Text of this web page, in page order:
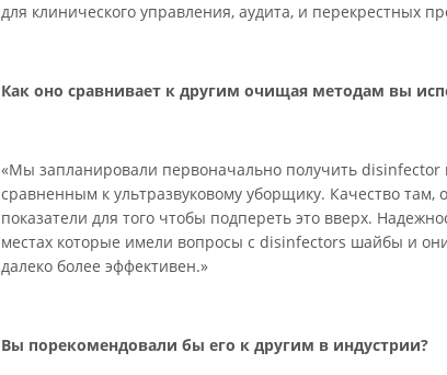
для клинического управления, аудита, и перекрестных
Как оно сравнивает к другим очищая методам вы
«Мы запланировали первоначально получить
сравненным к ультразвуковому уборщику. Качество
показатели для того чтобы подпереть это вверх.
местах которые имели вопросы с disinfectors шайбы и
далеко более эффективен.»
Вы порекомендовали бы его к другим в индустрии?